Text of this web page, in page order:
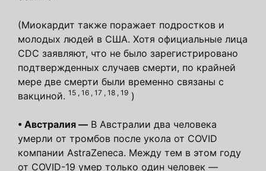
(Миокардит также поражает подростков и
молодых людей в США. Хотя официальные лица
CDC заявляют, что не было зарегистрировано
подтвержденных случаев смерти, по крайней
мере две смерти были временно связаны с
вакциной. 15 , 16 , 17 , 18 , 19 )
• Австралия — В Австралии два человека
умерли от тромбов после укола от COVID
компании AstraZeneca. Между тем в этом году
от COVID-19 умер только один человек —